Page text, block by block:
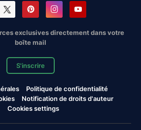
exclusives directement dans votre
boîte mail
S'inscrire
Politique de confidentialité
Notification de droits d'auteur
Cookies settings